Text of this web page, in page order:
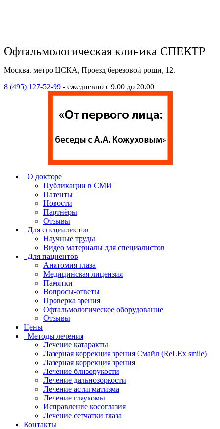
Офтальмологическая клиника СПЕКТР
Москва. метро ЦСКА, Проезд березовой рощи, 12.
8 (495) 127-52-99 - ежедневно с 9:00 до 20:00
О докторе
Публикации в СМИ
Патенты
Новости
Партнёры
Отзывы
Для специалистов
Научные труды
Видео материалы для специалистов
Для пациентов
Анатомия глаза
Медицинская лицензия
Памятки
Вопросы-ответы
Проверка зрения
Офтальмологическое оборудование
Отзывы
Цены
Методы лечения
Лечение катаракты
Лазерная коррекция зрения Смайл (ReLEx smile)
Лазерная коррекция зрения
Лечение близорукости
Лечение дальнозоркости
Лечение астигматизма
Лечение глаукомы
Исправление косоглазия
Лечение сетчатки глаза
Контакты